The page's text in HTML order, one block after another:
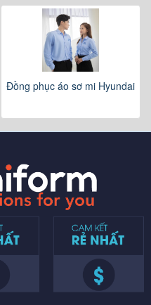
Đồng phục áo sơ mi Hyundai